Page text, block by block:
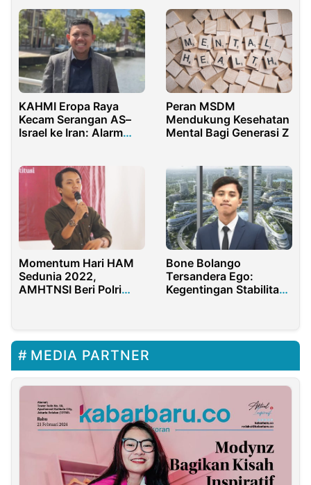
KAHMI Eropa Raya
Kecam Serangan AS–
Israel ke Iran: Alarm
Peran MSDM
Mendukung Kesehatan
Mental Bagi Generasi Z
Momentum Hari HAM
Sedunia 2022,
AMHTNSI Beri Polri
Bone Bolango
Tersandera Ego:
Kegentingan Stabilitas,
MEDIA PARTNER